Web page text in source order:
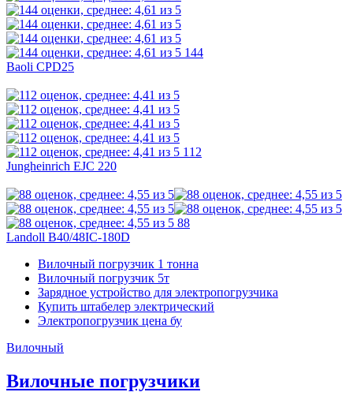
144
Baoli CPD25
112
Jungheinrich EJC 220
88
Landoll B40/48IC-180D
Вилочный погрузчик 1 тонна
Вилочный погрузчик 5т
Зарядное устройство для электропогрузчика
Купить штабелер электрический
Электропогрузчик цена бу
Вилочный
Вилочные погрузчики